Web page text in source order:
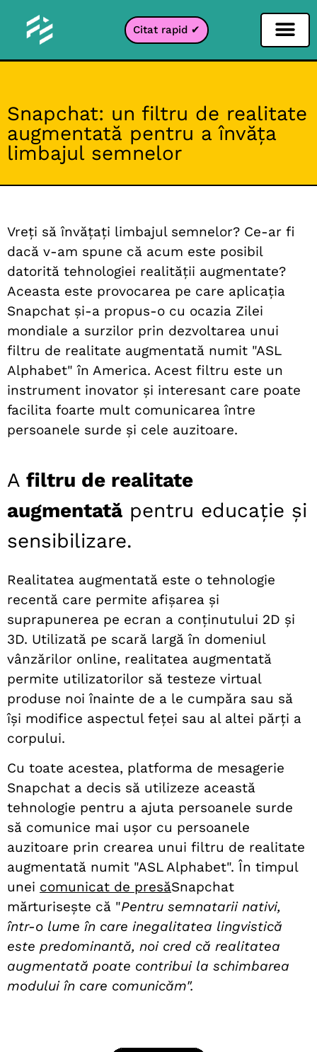
Citat rapid ✔
Snapchat: un filtru de realitate
augmentată pentru a învăța
limbajul semnelor
Vreți să învățați limbajul semnelor? Ce-ar fi
dacă v-am spune că acum este posibil
datorită tehnologiei realității augmentate?
Aceasta este provocarea pe care aplicația
Snapchat și-a propus-o cu ocazia Zilei
mondiale a surzilor prin dezvoltarea unui
filtru de realitate augmentată numit "ASL
Alphabet" în America. Acest filtru este un
instrument inovator și interesant care poate
facilita foarte mult comunicarea între
persoanele surde și cele auzitoare.
A filtru de realitate
augmentată pentru educație și
sensibilizare.
Realitatea augmentată este o tehnologie
recentă care permite afișarea și
suprapunerea pe ecran a conținutului 2D și
3D. Utilizată pe scară largă în domeniul
vânzărilor online, realitatea augmentată
permite utilizatorilor să testeze virtual
produse noi înainte de a le cumpăra sau să
își modifice aspectul feței sau al altei părți a
corpului.
Cu toate acestea, platforma de mesagerie
Snapchat a decis să utilizeze această
tehnologie pentru a ajuta persoanele surde
să comunice mai ușor cu persoanele
auzitoare prin crearea unui filtru de realitate
augmentată numit "ASL Alphabet". În timpul
unei comunicat de presăSnapchat
mărturisește că "Pentru semnatarii nativi,
într-o lume în care inegalitatea lingvistică
este predominantă, noi cred că realitatea
augmentată poate contribui la schimbarea
modului în care comunicăm".